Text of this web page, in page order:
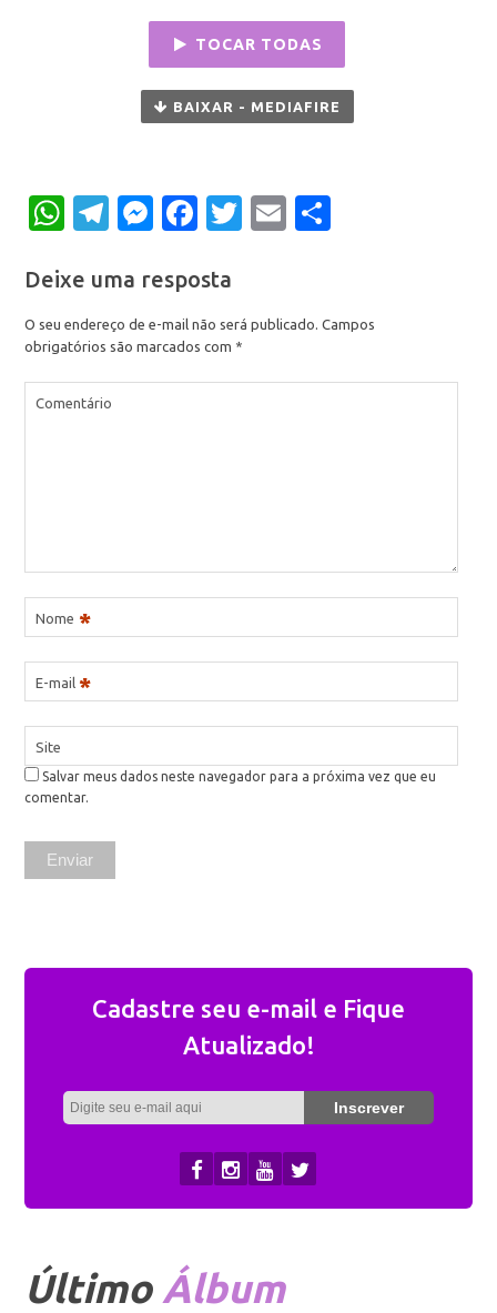
TOCAR TODAS
BAIXAR - MEDIAFIRE
WhatsApp
Telegram
Messenger
Facebook
Twitter
Email
Deixe uma resposta
O seu endereço de e-mail não será publicado. Campos
obrigatórios são marcados com *
Comentário
Nome *
E-mail *
Site
Salvar meus dados neste navegador para a próxima vez que eu
comentar.
Cadastre seu e-mail e Fique
Atualizado!
Último Álbum